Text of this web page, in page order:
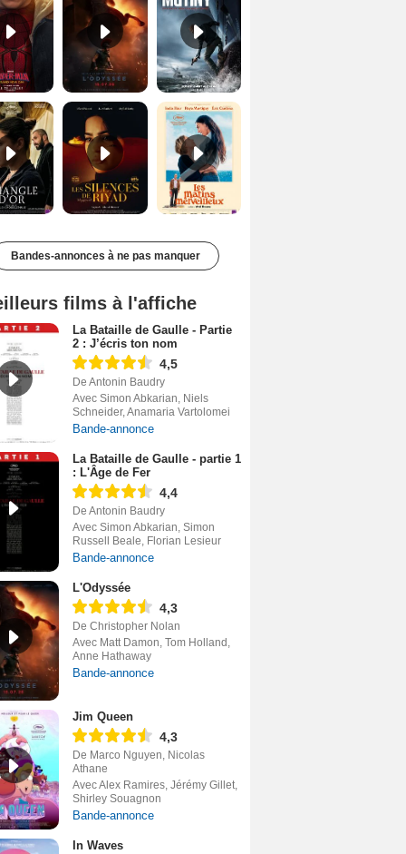
Les Silences de Riyad Bande-annonce VO STFR Les Matins merveilleux Bande-annonce VF
Bandes-annonces à ne pas manquer
films à l'affiche
La Bataille de Gaulle - Partie
2 : J’écris ton nom
4,5
De Antonin Baudry
Avec Simon Abkarian, Niels
Schneider, Anamaria Vartolomei
Bande-annonce
La Bataille de Gaulle - partie 1
: L'Âge de Fer
4,4
De Antonin Baudry
Avec Simon Abkarian, Simon
Russell Beale, Florian Lesieur
Bande-annonce
L'Odyssée
4,3
De Christopher Nolan
Avec Matt Damon, Tom Holland,
Anne Hathaway
Bande-annonce
Jim Queen
4,3
De Marco Nguyen, Nicolas
Athane
Avec Alex Ramires, Jérémy Gillet,
Shirley Souagnon
Bande-annonce
In Waves